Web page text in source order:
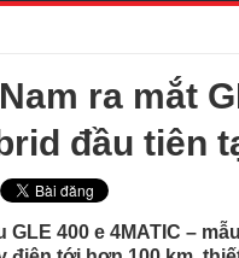
ra mắt
đầu tiên
400 e 4MATIC –